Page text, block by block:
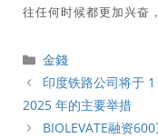
往任何时候都更加兴奋
分
類
金錢
印度铁路公司将于
2025 年的主要举措
BIOLEVATE融资